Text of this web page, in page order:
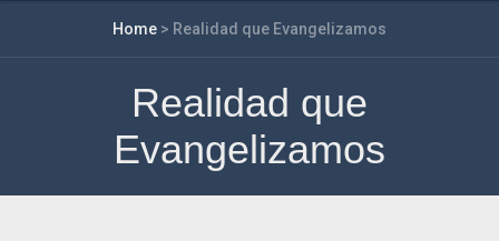
Home > Realidad que Evangelizamos
Realidad que
Evangelizamos